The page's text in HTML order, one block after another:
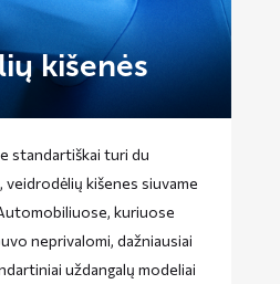
kišenės
standartiškai turi du
kišenes siuvame
kuriuose
neprivalomi, dažniausiai
uždangalų modeliai